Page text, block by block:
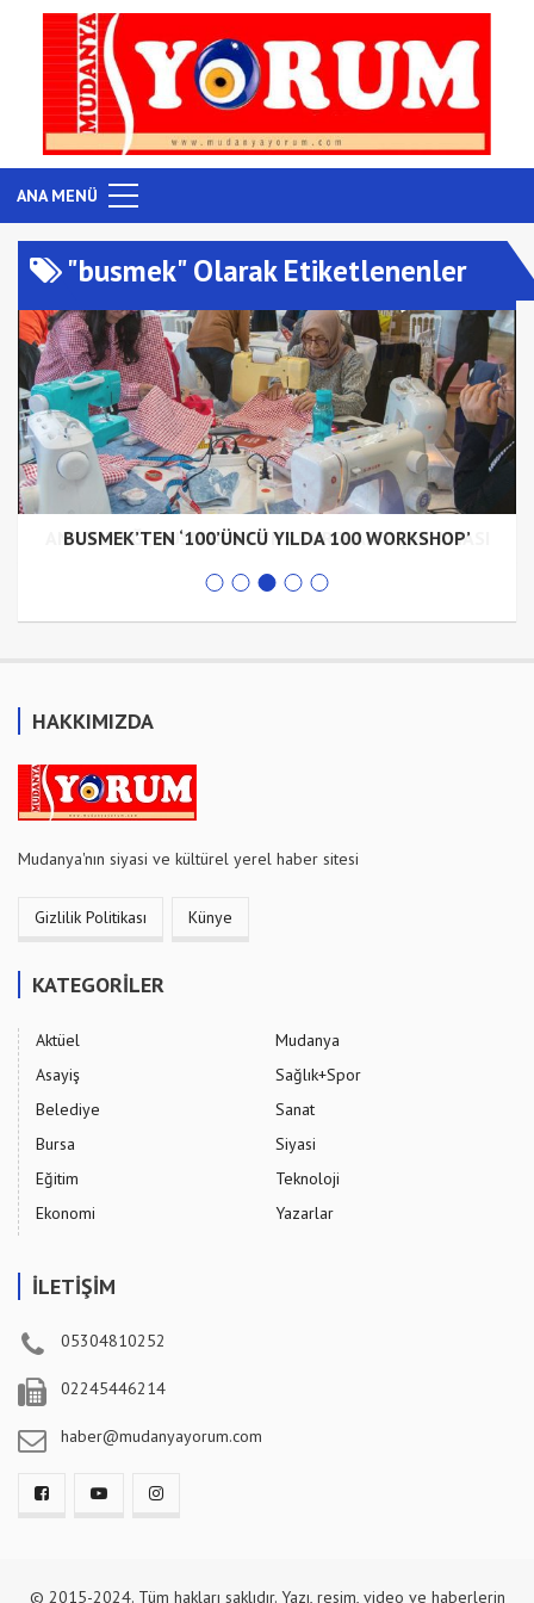
ANA MENÜ
"busmek" Olarak Etiketlenenler
ANA KUCAĞI, BUSMEK VE YKS KURSLARI AÇIKLAMASI
BUSMEK’TEN ‘100’ÜNCÜ YILDA 100 WORKSHOP’
HAKKIMIZDA
Mudanya'nın siyasi ve kültürel yerel haber sitesi
Gizlilik Politikası Künye
KATEGORİLER
Aktüel
Asayiş
Belediye
Bursa
Eğitim
Ekonomi
Mudanya
Sağlık+Spor
Sanat
Siyasi
Teknoloji
Yazarlar
İLETİŞİM
05304810252
02245446214
haber@mudanyayorum.com
© 2015-2024. Tüm hakları saklıdır. Yazı, resim, video ve haberlerin